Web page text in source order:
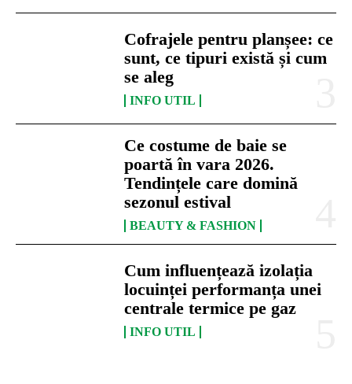
Cofrajele pentru planșee: ce
sunt, ce tipuri există și cum
se aleg
INFO UTIL
Ce costume de baie se
poartă în vara 2026.
Tendințele care domină
sezonul estival
BEAUTY & FASHION
Cum influențează izolația
locuinței performanța unei
centrale termice pe gaz
INFO UTIL